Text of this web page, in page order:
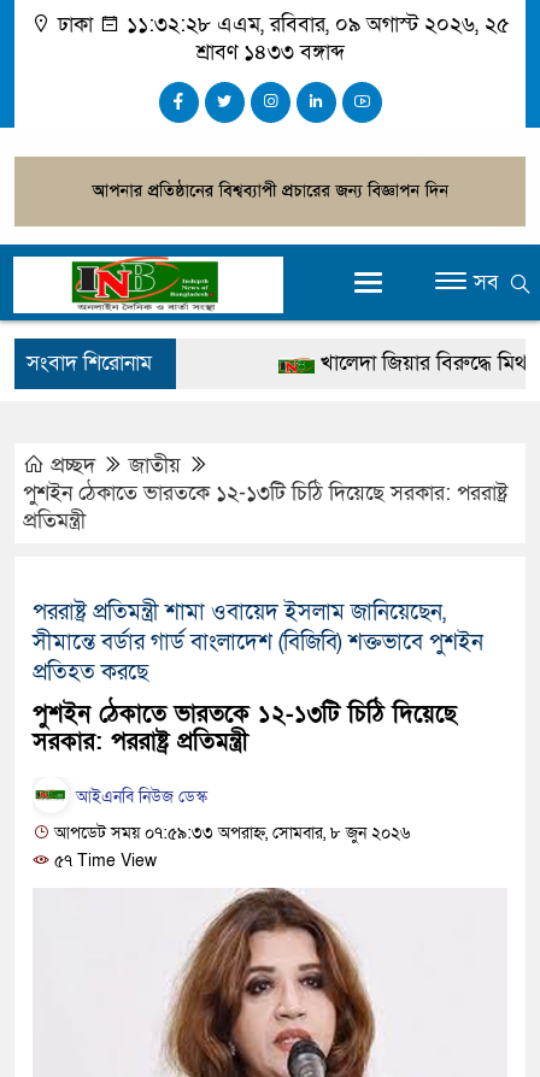
ঢাকা ১১:৩২:২৮ এএম, রবিবার, ০৯ অগাস্ট ২০২৬, ২৫
শ্রাবণ ১৪৩৩ বঙ্গাব্দ
সব
সংবাদ শিরোনাম
খালেদা জিয়ার বিরুদ্ধে মিথ্যা
১৫ মাস পর দেশে ফিরছেন
স্বরাষ্ট্রমন্ত্রী
রাজধানীর দুই মেট্রো স্টেশনে
আদালতকে বলতে চাইলাম
লতিফ সিদ্দিকী
প্রচ্ছদ
জাতীয়
পুশইন ঠেকাতে ভারতকে ১২-১৩টি চিঠি দিয়েছে সরকার: পররাষ্ট্র
প্রতিমন্ত্রী
পররাষ্ট্র প্রতিমন্ত্রী শামা ওবায়েদ ইসলাম জানিয়েছেন,
সীমান্তে বর্ডার গার্ড বাংলাদেশ (বিজিবি) শক্তভাবে পুশইন
প্রতিহত করছে
পুশইন ঠেকাতে ভারতকে ১২-১৩টি চিঠি দিয়েছে
সরকার: পররাষ্ট্র প্রতিমন্ত্রী
আইএনবি নিউজ ডেস্ক
আপডেট সময় ০৭:৫৯:৩৩ অপরাহ্ন, সোমবার, ৮ জুন ২০২৬
৫৭ Time View